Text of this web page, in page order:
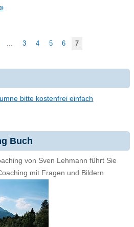
... 3 4 5 6 7
bitte kostenfrei einfach
Buch
von Sven Lehmann führt Sie
mit Fragen und Bildern.